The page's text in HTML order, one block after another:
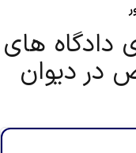
دادگاه های
در دیوان